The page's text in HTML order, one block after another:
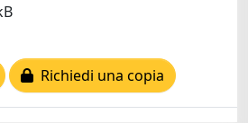
Richiedi una copia